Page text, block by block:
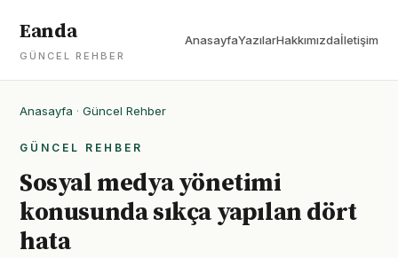
Eanda
GÜNCEL REHBER
AnasayfaYazılarHakkımızdaİletişim
Anasayfa · Güncel Rehber
GÜNCEL REHBER
Sosyal medya yönetimi
konusunda sıkça yapılan dört
hata